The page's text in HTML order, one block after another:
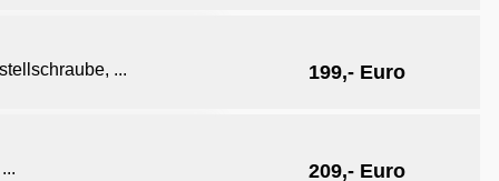
... 199,- Euro
209,- Euro